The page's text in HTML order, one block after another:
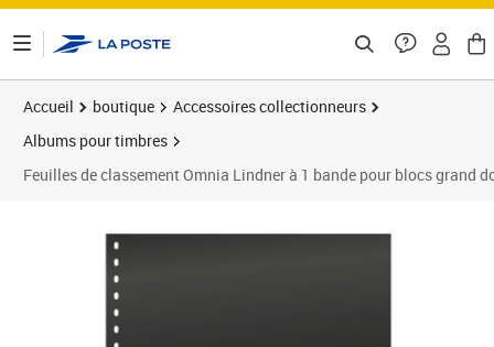
Accueil boutique
Accessoires collectionneurs
Albums pour timbres
Feuilles de classement Omnia Lindner à 1 bande pour blocs grand